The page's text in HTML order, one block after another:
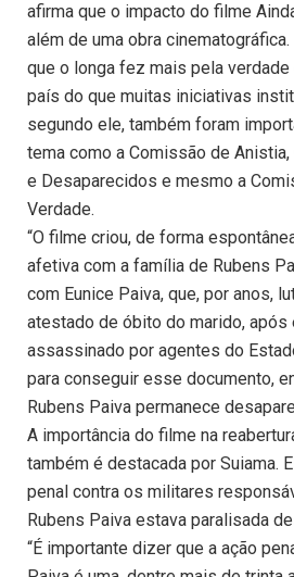
afirma que o impacto do filme
além de uma obra
que o longa fez mais pela
país do que muitas iniciativas
segundo ele, também foram
tema como a Comissão de
e Desaparecidos e mesmo a
Verdade.
“O filme criou, de forma
afetiva com a família de Rubens
com Eunice Paiva, que, por anos,
atestado de óbito do marido, após
assassinado por agentes do
para conseguir esse documento,
Rubens Paiva permanece
A importância do filme na
também é destacada por Suiama.
penal contra os militares
Rubens Paiva estava paralisada
“É importante dizer que a ação